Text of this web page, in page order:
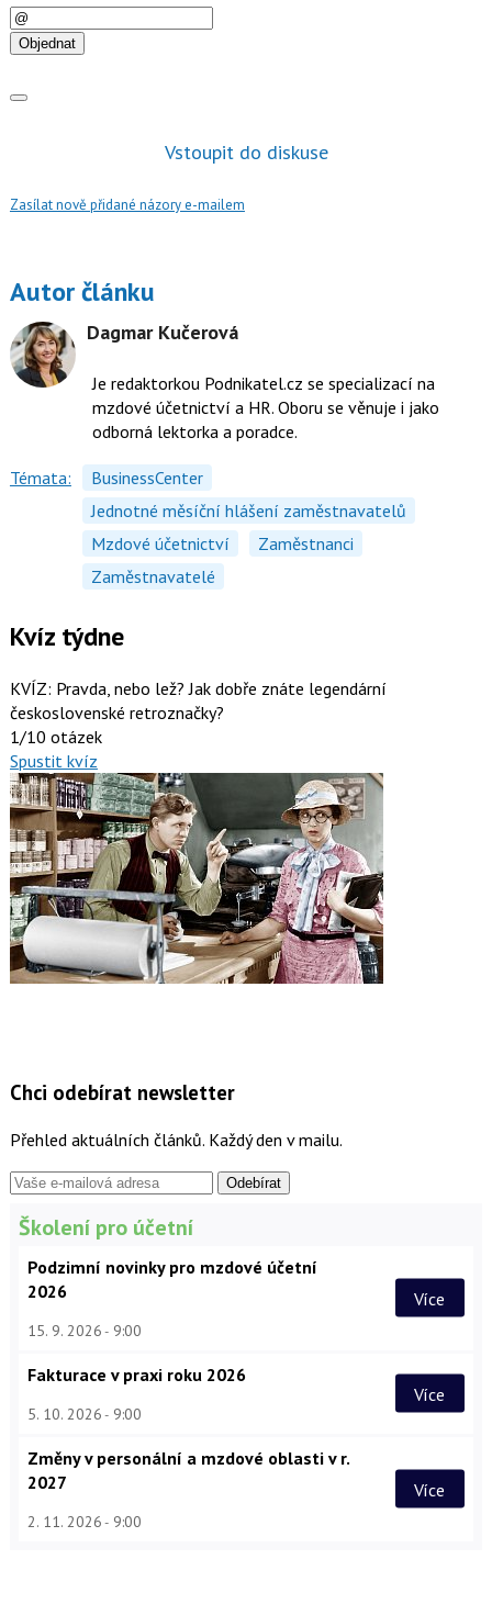
E-
mail
Objednat
Vstoupit do diskuse
Zasílat nově přidané názory e-mailem
Autor článku
Dagmar Kučerová
Je redaktorkou Podnikatel.cz se specializací na
mzdové účetnictví a HR. Oboru se věnuje i jako
odborná lektorka a poradce.
Témata:
BusinessCenter
Jednotné měsíční hlášení zaměstnavatelů
Mzdové účetnictví
Zaměstnanci
Zaměstnavatelé
Kvíz týdne
KVÍZ: Pravda, nebo lež? Jak dobře znáte legendární
československé retroznačky?
1/10 otázek
Spustit kvíz
Chci odebírat newsletter
Přehled aktuálních článků. Každý den v mailu.
Školení pro účetní
Podzimní novinky pro mzdové účetní
2026
15. 9. 2026 9:00
Více
Fakturace v praxi roku 2026
5. 10. 2026 9:00
Více
Změny v personální a mzdové oblasti v r.
2027
2. 11. 2026 9:00
Více